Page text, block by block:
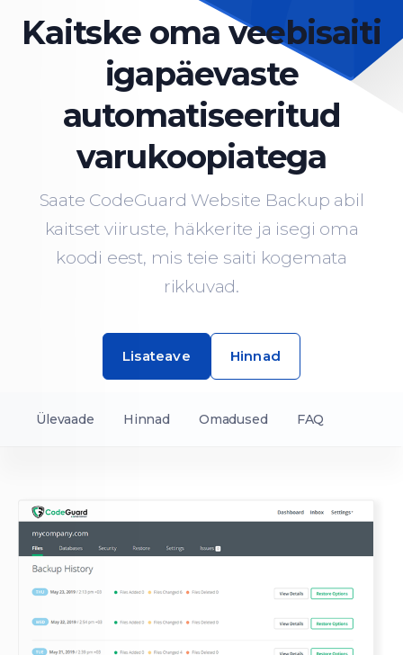
Kaitske oma veebisaiti
igapäevaste
automatiseeritud
varukoopiatega
Saate CodeGuard Website Backup abil
kaitset viiruste, häkkerite ja isegi oma
koodi eest, mis teie saiti kogemata
rikkuvad.
Lisateave Hinnad
Ülevaade Hinnad Omadused FAQ